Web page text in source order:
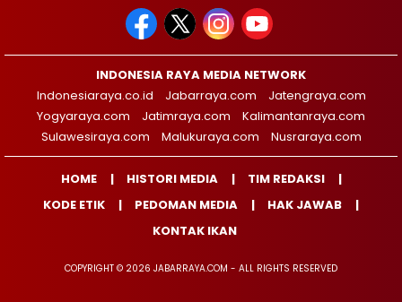
INDONESIA RAYA MEDIA NETWORK
Indonesiaraya.co.id
Jabarraya.com
Jatengraya.com
Yogyaraya.com
Jatimraya.com
Kalimantanraya.com
Sulawesiraya.com
Malukuraya.com Nusraraya.com
HOME HISTORI MEDIA
TIM REDAKSI
KODE ETIK
PEDOMAN MEDIA
HAK JAWAB
KONTAK IKAN
COPYRIGHT © 2026 JABARRAYA.COM - ALL RIGHTS RESERVED